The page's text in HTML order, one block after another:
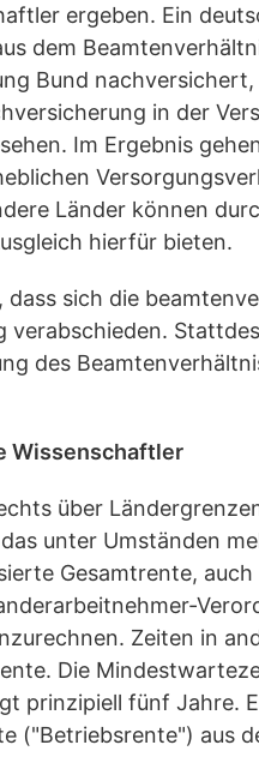
ergeben. Ein
dem
Bund nachversichert,
in der
Im Ergebnis
Länder können
hierfür bieten.
sich die
des
Wissenschaftler
über
unter Umständen
Gesamtrente,
Zeiten in
Die
prinzipiell fünf Jahre.
("Betriebsrente") aus